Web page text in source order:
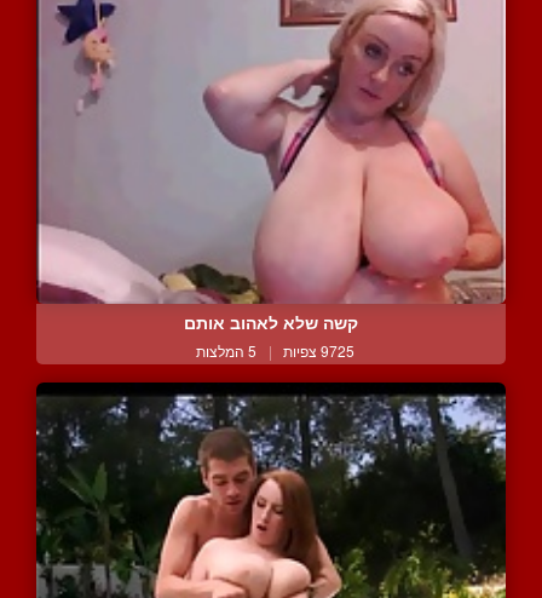
קשה שלא לאהוב אותם
9725 צפיות | 5 המלצות